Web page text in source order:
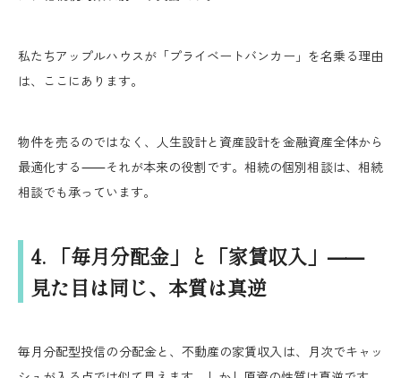
私たちアップルハウスが「プライベートバンカー」を名乗る理由
は、ここにあります。
物件を売るのではなく、人生設計と資産設計を金融資産全体から
最適化する⸺それが本来の役割です。相続の個別相談は、相続
相談でも承っています。
4. 「毎月分配金」と「家賃収入」⸺
見た目は同じ、本質は真逆
毎月分配型投信の分配金と、不動産の家賃収入は、月次でキャッ